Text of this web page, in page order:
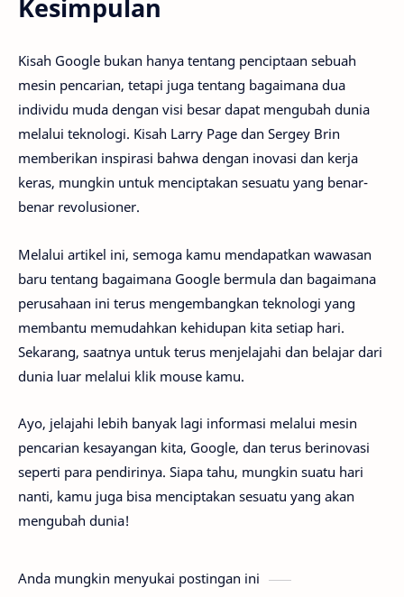
Kesimpulan
Kisah Google bukan hanya tentang penciptaan sebuah
mesin pencarian, tetapi juga tentang bagaimana dua
individu muda dengan visi besar dapat mengubah dunia
melalui teknologi. Kisah Larry Page dan Sergey Brin
memberikan inspirasi bahwa dengan inovasi dan kerja
keras, mungkin untuk menciptakan sesuatu yang benar-
benar revolusioner.
Melalui artikel ini, semoga kamu mendapatkan wawasan
baru tentang bagaimana Google bermula dan bagaimana
perusahaan ini terus mengembangkan teknologi yang
membantu memudahkan kehidupan kita setiap hari.
Sekarang, saatnya untuk terus menjelajahi dan belajar dari
dunia luar melalui klik mouse kamu.
Ayo, jelajahi lebih banyak lagi informasi melalui mesin
pencarian kesayangan kita, Google, dan terus berinovasi
seperti para pendirinya. Siapa tahu, mungkin suatu hari
nanti, kamu juga bisa menciptakan sesuatu yang akan
mengubah dunia!
Anda mungkin menyukai postingan ini